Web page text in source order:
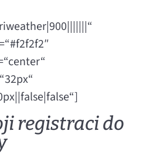
registraci do